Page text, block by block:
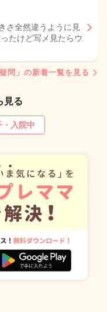
さ全然違うように見
たけど写メ見たらウ
問」の新着一覧を見る
見る
・入院中